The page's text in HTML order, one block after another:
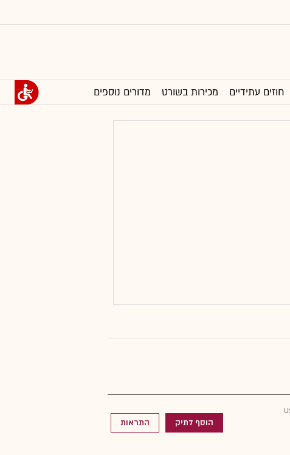
חוזים עתידיים מכירות בשורט מדורים נוספים
הוסף לתיק התראות